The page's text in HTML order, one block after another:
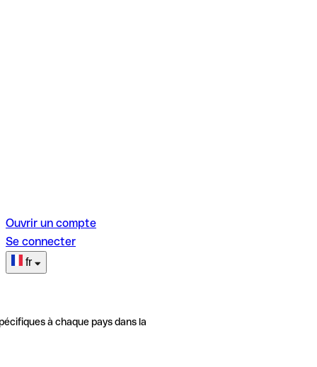
Ouvrir un compte
Se connecter
fr
à chaque pays dans la